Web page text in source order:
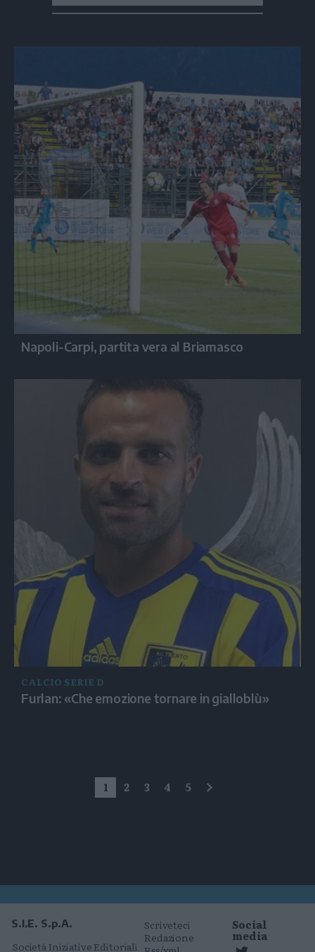
Napoli-Carpi, partita vera al Briamasco
CALCIO SERIE D
Furlan: «Che emozione tornare in gialloblù»
1 2 3 4 5
S.I.E. S.p.A.
Società Iniziative Editoriali
Scriveteci
Redazione
Social
media